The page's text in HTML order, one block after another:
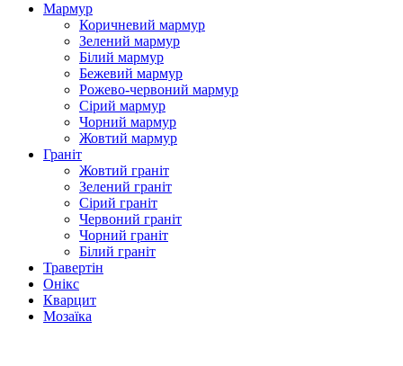
Мармур
Коричневий мармур
Зелений мармур
Білий мармур
Бежевий мармур
Рожево-червоний мармур
Сірий мармур
Чорний мармур
Жовтий мармур
Граніт
Жовтий граніт
Зелений граніт
Сірий граніт
Червоний граніт
Чорний граніт
Білий граніт
Травертін
Онікс
Кварцит
Мозаїка